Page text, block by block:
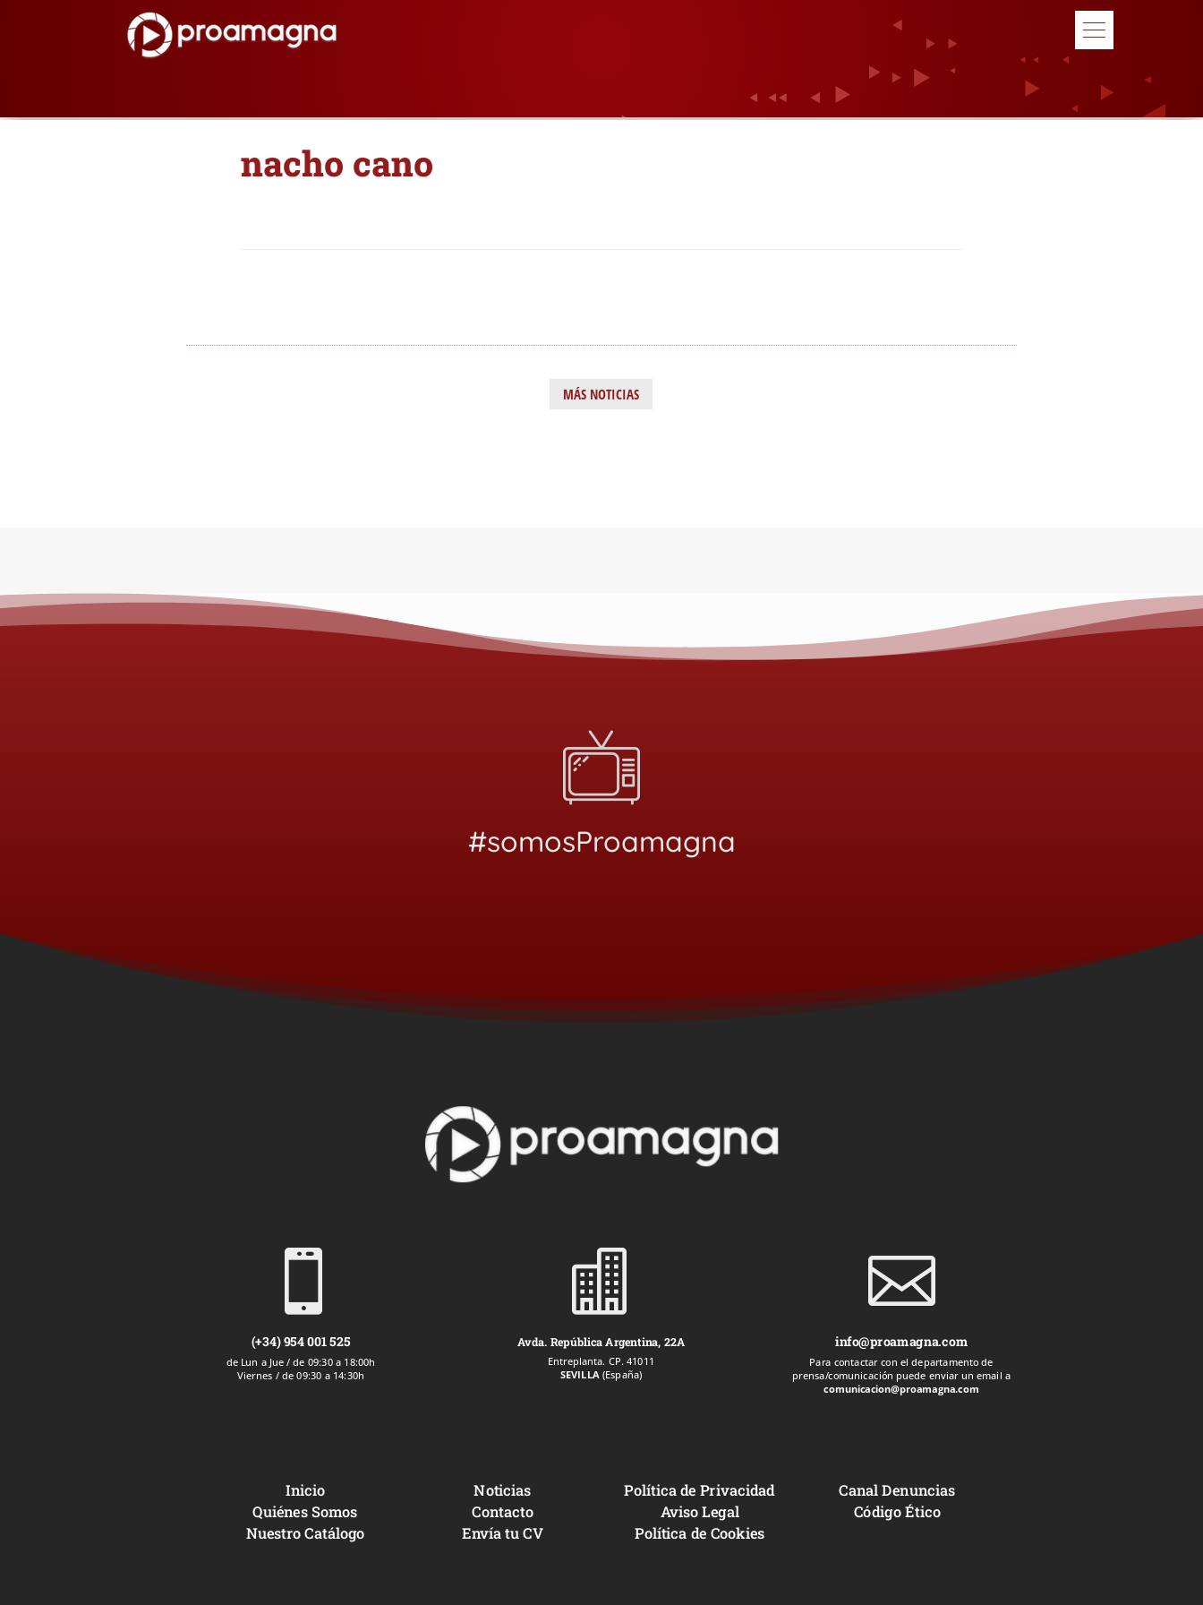
nacho cano
MÁS NOTICIAS
#somosProamagna

(+34) 954 001 525
de Lun a Jue / de 09:30 a 18:00h
Viernes / de 09:30 a 14:30h

Avda. República Argentina, 22A
Entreplanta. CP. 41011
SEVILLA (España)

info@proamagna.com
Para contactar con el departamento de
prensa/comunicación puede enviar un email a
comunicacion@proamagna.com
Inicio
Quiénes Somos
Nuestro Catálogo
Noticias
Contacto
Envía tu CV
Política de Privacidad
Aviso Legal
Política de Cookies
Canal Denuncias
Código Ético